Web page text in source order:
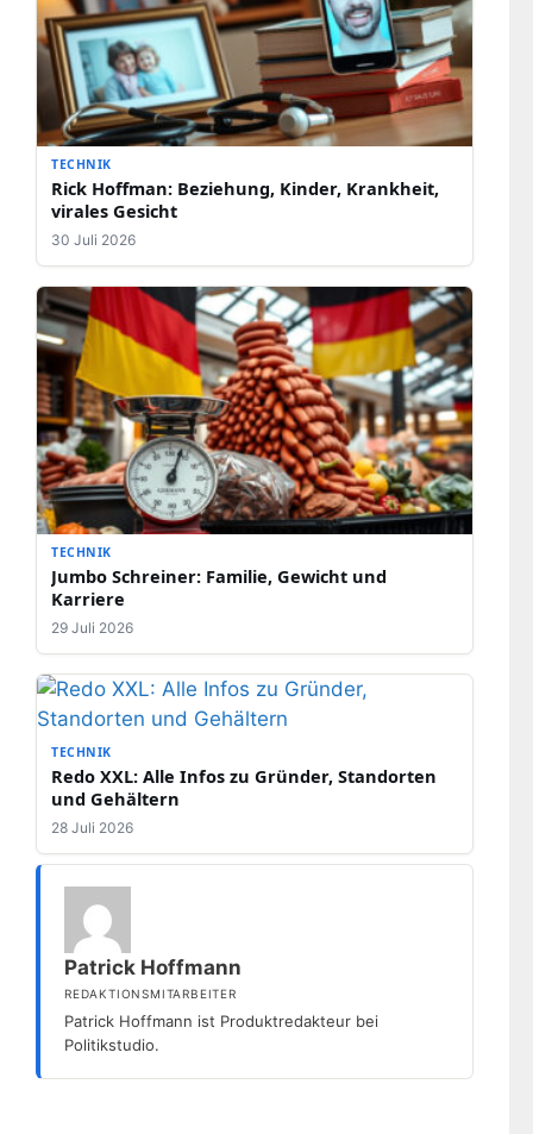
TECHNIK
Rick Hoffman: Beziehung, Kinder, Krankheit,
virales Gesicht
30 Juli 2026
TECHNIK
Jumbo Schreiner: Familie, Gewicht und
Karriere
29 Juli 2026
TECHNIK
Redo XXL: Alle Infos zu Gründer, Standorten
und Gehältern
28 Juli 2026
Patrick Hoffmann
REDAKTIONSMITARBEITER
Patrick Hoffmann ist Produktredakteur bei
Politikstudio.